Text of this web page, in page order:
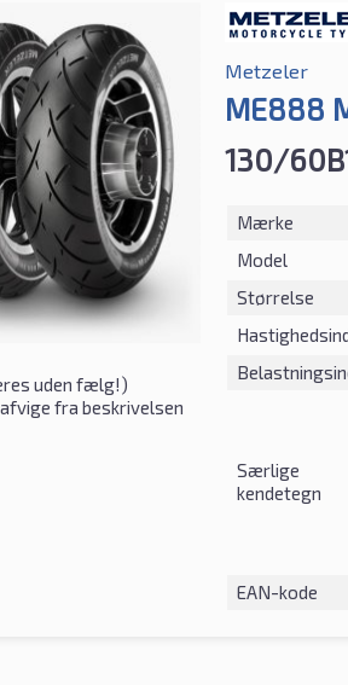
uden fælg!)
fra beskrivelsen
Metzeler
ME888
130/
Mærke
Model
Størrelse
Særlige
kendetegn
EAN-kode